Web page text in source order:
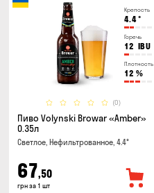
Крепость
4.4°
Горечь
12 IBU
Плотность
12 %
(0)
Пиво Volynski Browar «Amber»
0.35л
Светлое, Нефильтрованное, 4.4°
67,50
грн за 1 шт